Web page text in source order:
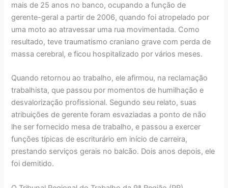
mais de 25 anos no banco, ocupando a função de
gerente-geral a partir de 2006, quando foi atropelado por
uma moto ao atravessar uma rua movimentada. Como
resultado, teve traumatismo craniano grave com perda de
massa cerebral, e ficou hospitalizado por vários meses.
Quando retornou ao trabalho, ele afirmou, na reclamação
trabalhista, que passou por momentos de humilhação e
desvalorização profissional. Segundo seu relato, suas
atribuições de gerente foram esvaziadas a ponto de não
lhe ser fornecido mesa de trabalho, e passou a exercer
funções típicas de escriturário em início de carreira,
prestando serviços gerais no balcão. Dois anos depois, ele
foi demitido.